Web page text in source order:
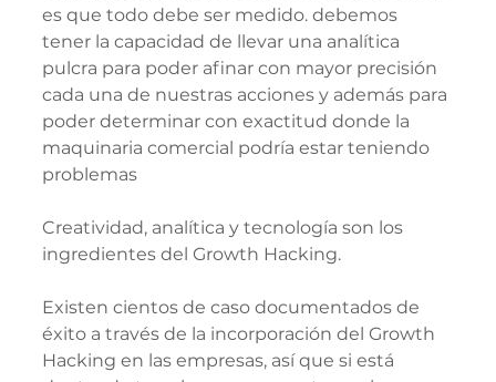
es que todo debe ser medido. debemos
tener la capacidad de llevar una analítica
pulcra para poder afinar con mayor precisión
cada una de nuestras acciones y además para
poder determinar con exactitud donde la
maquinaria comercial podría estar teniendo
problemas
Creatividad, analítica y tecnología son los
ingredientes del Growth Hacking.
Existen cientos de caso documentados de
éxito a través de la incorporación del Growth
Hacking en las empresas, así que si está